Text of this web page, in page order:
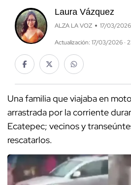
Laura Vázquez
ALZA LA VOZ 17/03/2026
Actualización: 17/03/2026 ·
Una familia que viajaba en
arrastrada por la corriente
Ecatepec; vecinos y
rescatarlos.